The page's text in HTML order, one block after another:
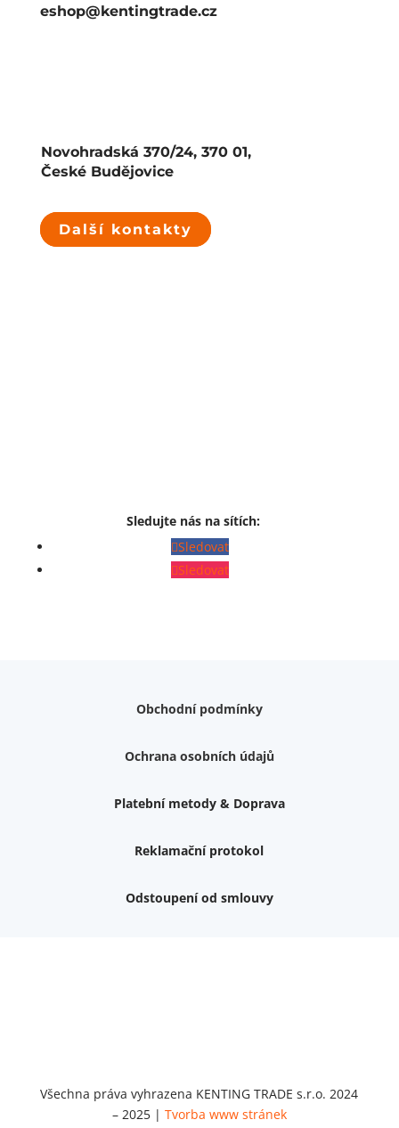
eshop@kentingtrade.cz
Novohradská 370/24, 370 01,
České Budějovice
Další kontakty
Sledujte nás na sítích:
Sledovat
Sledovat
Obchodní podmínky
Ochrana osobních údajů
Platební metody & Doprava
Reklamační protokol
Odstoupení od smlouvy
Všechna práva vyhrazena KENTING TRADE s.r.o. 2024
– 2025 | Tvorba www stránek